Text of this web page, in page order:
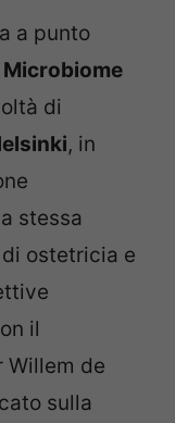
a punto
Microbiome
di
, in
stessa
ostetricia e
il
Willem de
sulla